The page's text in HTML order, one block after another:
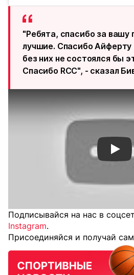
"Ребята, спасибо за вашу
лучшие. Спасибо Айферту
без них не состоялся бы
Спасибо RCC", - сказал
Подписывайся на нас в
Instagram.
Присоединяйся и получай